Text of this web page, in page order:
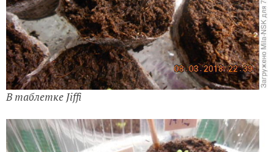
В таблетке Jiffi